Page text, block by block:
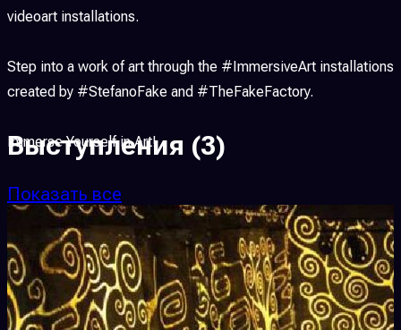
videoart installations.
Step into a work of art through the #ImmersiveArt installations
created by #StefanoFake and #TheFakeFactory.
Immerse Yourself in Art!
Выступления (3)
Показать все